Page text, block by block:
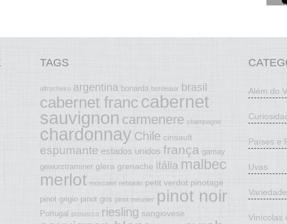
TAGS
alfrocheiro argentina bonarda bordeaux brasil
cabernet franc cabernet
sauvignon carmenere champagne
chardonnay Chile cinsault
espumante estados unidos frança gamay
gewurztraminer glera grenache itália malbec
merlot moscatel nebbiolo petit verdot pinotage
pinot grigio pinot gris pinot meunier pinot noir
Portugal prosecco riesling sangiovese
Além do
Países e
Uvas
Vinícolas